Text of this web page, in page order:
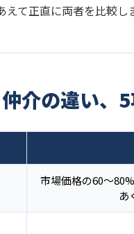
えて正直に両者を比較し
介の違い、
市場価格の60〜
あ